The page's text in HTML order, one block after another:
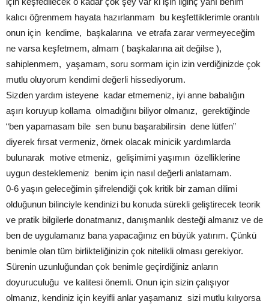
kalıcı öğrenmem hayata hazırlanmam bu keşfettiklerimle orantılı
onun için kendime, başkalarına ve etrafa zarar vermeyeceğim
ne varsa keşfetmem, almam ( başkalarına ait değilse ),
sahiplenmem, yaşamam, soru sormam için izin verdiğinizde çok
mutlu oluyorum kendimi değerli hissediyorum.
Sizden yardım isteyene kadar etmemeniz, iyi anne babalığın
aşırı koruyup kollama olmadığını biliyor olmanız, gerektiğinde
“ben yapamasam bile sen bunu başarabilirsin dene lütfen”
diyerek fırsat vermeniz, örnek olacak minicik yardımlarda
bulunarak motive etmeniz, gelişimimi yaşımın özelliklerine
uygun desteklemeniz benim için nasıl değerli anlatamam.
0-6 yaşın geleceğimin şifrelendiği çok kritik bir zaman dilimi
olduğunun bilinciyle kendinizi bu konuda sürekli geliştirecek teorik
ve pratik bilgilerle donatmanız, danışmanlık desteği almanız ve de
ben de uygulamanız bana yapacağınız en büyük yatırım. Çünkü
benimle olan tüm birlikteliğinizin çok nitelikli olması gerekiyor.
Sürenin uzunluğundan çok benimle geçirdiğiniz anların
doyuruculuğu ve kalitesi önemli. Onun için sizin çalışıyor
olmanız, kendiniz için keyifli anlar yaşamanız sizi mutlu kılıyorsa